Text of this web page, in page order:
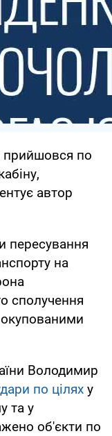
прийшовся по
автор
пересування
на
сполучення
Володимир
по цілях у
та у
об'єкти по